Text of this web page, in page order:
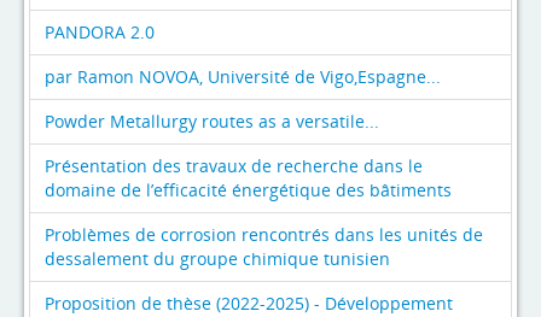
PANDORA 2.0
par Ramon NOVOA, Université de Vigo,Espagne...
Powder Metallurgy routes as a versatile...
Présentation des travaux de recherche dans le
domaine de l’efficacité énergétique des bâtiments
Problèmes de corrosion rencontrés dans les unités de
dessalement du groupe chimique tunisien
Proposition de thèse (2022-2025) - Développement